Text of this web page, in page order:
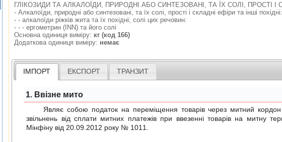
ГЛIКОЗИДИ ТА АЛКАЛОЇДИ, ПРИРОДНI АБО СИНТЕЗОВАНI, ТА ЇХ СОЛI, ПРОСТI
- Алкалоїди, природнi або синтезованi, та їх солi, простi i складнi ефiри та iншi похiднi:
- - алкалоїди рiжкiв жита та їх похiднi; солi цих речовин:
- - - ергометрин (INN) та його солi
Основна одиниця виміру: кг (код 166)
Додаткова одиниця виміру: немає
ІМПОРТ ЕКСПОРТ ТРАНЗИТ
1. Ввізне мито
Являє собою податок на переміщення товарів через митний кордон
звiльнень вiд сплати митних платежiв при ввезеннi товарiв на митну
Мінфіну від 20.09.2012 року № 1011